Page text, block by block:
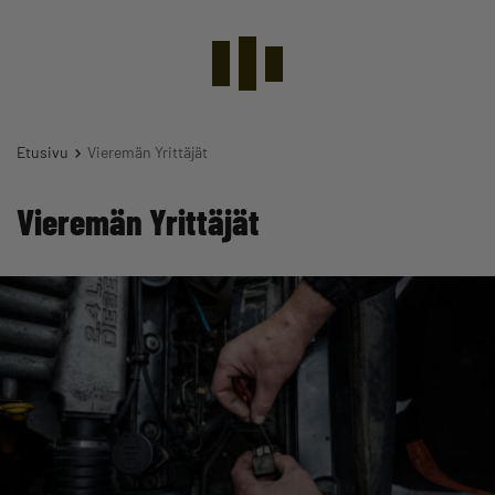
Etusivu Vieremän Yrittäjät
Vieremän Yrittäjät